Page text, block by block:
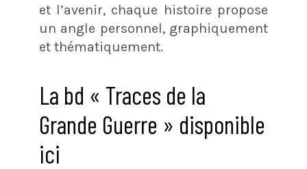
et l’avenir, chaque histoire propose
un angle personnel, graphiquement
et thématiquement.
La bd « Traces de la
Grande Guerre » disponible
ici